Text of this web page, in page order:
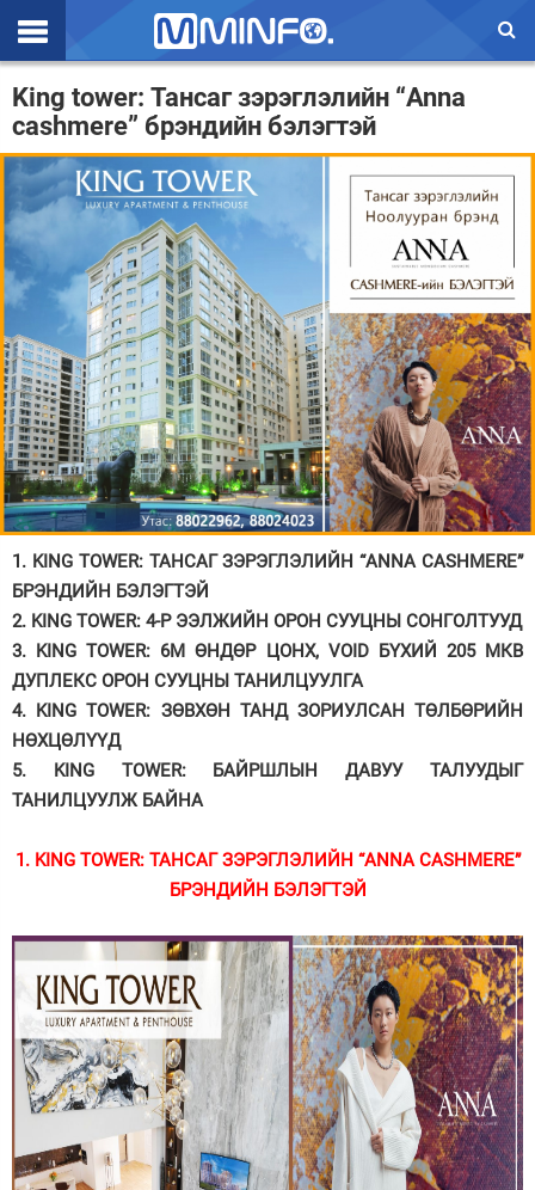
Эхлэл
Цаг агаар
Валют ханш
Улс төр
Эдийн засаг
Үзэл бодол
Спорт
Нийгэм
Дэлхий
Энтертайнмэнт
Зурхай
King tower: Тансаг зэрэглэлийн “Anna
cashmere” брэндийн бэлэгтэй
1. KING TOWER: ТАНСАГ ЗЭРЭГЛЭЛИЙН “ANNA CASHMERE”
БРЭНДИЙН БЭЛЭГТЭЙ
2. KING TOWER: 4-Р ЭЭЛЖИЙН ОРОН СУУЦНЫ СОНГОЛТУУД
3. KING TOWER: 6М ӨНДӨР ЦОНХ, VOID БҮХИЙ 205 МКВ
ДУПЛЕКС ОРОН СУУЦНЫ ТАНИЛЦУУЛГА
4. KING TOWER: ЗӨВХӨН ТАНД ЗОРИУЛСАН ТӨЛБӨРИЙН
НӨХЦӨЛҮҮД
5.
KING TOWER: БАЙРШЛЫН ДАВУУ ТАЛУУДЫГ
ТАНИЛЦУУЛЖ БАЙНА
1. KING TOWER: ТАНСАГ ЗЭРЭГЛЭЛИЙН “ANNA CASHMERE”
БРЭНДИЙН БЭЛЭГТЭЙ